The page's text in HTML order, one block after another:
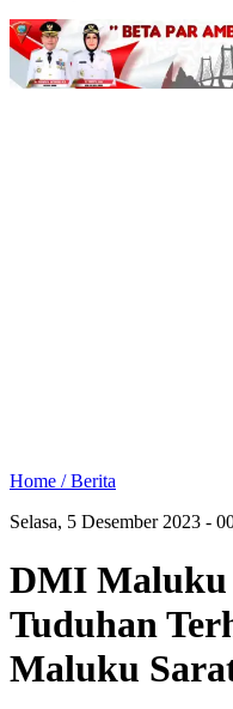
Home /Berita
Selasa, 5 Desember 2023 -
DMI Maluku
Tuduhan
Maluku